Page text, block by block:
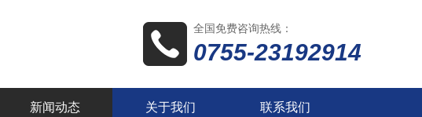
全国免费咨询热线：
0755-23192914
新闻动态 关于我们 联系我们